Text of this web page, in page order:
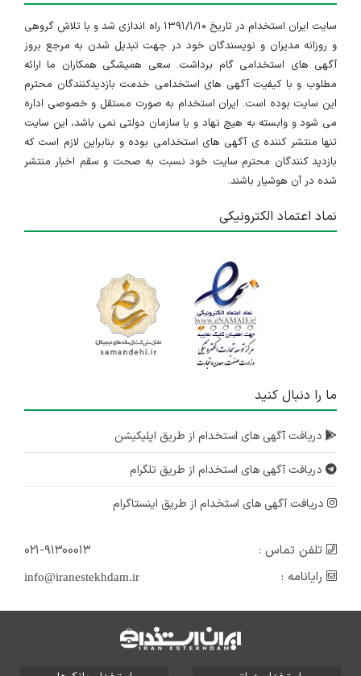
سایت ایران استخدام در تاریخ ۱۳۹۱/۱/۱۰ راه اندازی شد و با تلاش گروهی
و روزانه مدیران و نویسندگان خود در جهت تبدیل شدن به مرجع بروز
آگهی های استخدامی گام برداشت. سعی همیشگی همکاران ما ارائه
مطلوب و با کیفیت آگهی های استخدامی خدمت بازدیدکنندگان محترم
این سایت بوده است. ایران استخدام به صورت مستقل و خصوصی اداره
می شود و وابسته به هیچ نهاد و یا سازمان دولتی نمی باشد، این سایت
تنها منتشر کننده ی آگهی های استخدامی بوده و بنابراین لازم است که
بازدید کنندگان محترم سایت خود نسبت به صحت و سقم اخبار منتشر
شده در آن هوشیار باشند.
نماد اعتماد الکترونیکی
ما را دنبال کنید
دریافت آگهی های استخدام از طریق اپلیکیشن
دریافت آگهی های استخدام از طریق تلگرام
دریافت آگهی های استخدام از طریق اینستاگرام
تلفن تماس :
۰۲۱-۹۱۳۰۰۰۱۳
رایانامه :
info@iranestekhdam.ir